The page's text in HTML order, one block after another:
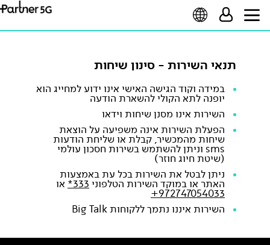
תפעול, סטטיסטיקה ושיווק. למידע נוסף ולמדיניות
הפרטיות המעודכנת
תנאי השירות - סינון שיחות
במידה וקוד הגישה האישי אינו ידוע למחייג הוא
יופנה לתא הקולי להשארת הודעה
השירות אינו מסנן שיחות וידאו
הפעלת השירות אינה משפיעה על הוצאת
שיחות מהמכשיר, קבלת או שליחת הודעות
sms וניתן להשתמש בשירות חסכון עולמי
(שיטת חיוג חוזר)
ניתן לבטל את השירות בכל עת באמצעות
האתר או במוקד השירות הטלפוני 333* או
972747054033+
השירות איננו נתמך ללקוחות Big Talk